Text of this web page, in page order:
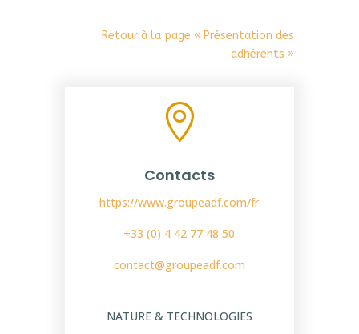
Retour à la page « Présentation des
adhérents »

Contacts
https://www.groupeadf.com/fr
+33 (0) 4 42 77 48 50
contact@groupeadf.com
NATURE & TECHNOLOGIES